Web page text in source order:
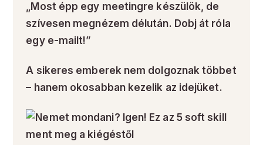
„Most épp egy meetingre készülök, de
szívesen megnézem délután. Dobj át róla
egy e-mailt!”
A sikeres emberek nem dolgoznak többet
– hanem okosabban kezelik az idejüket.